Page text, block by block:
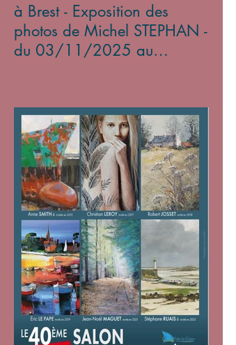
à Brest - Exposition des
photos de Michel STEPHAN -
du 03/11/2025 au